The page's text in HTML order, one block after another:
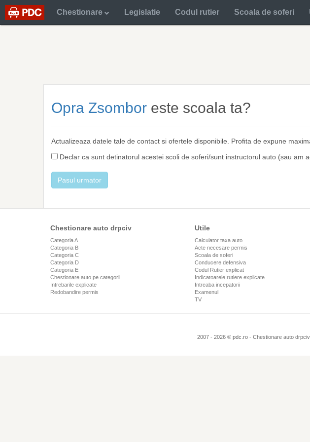
Chestionare Legislatie Codul rutier Scoala de soferi
Opra Zsombor este scoala ta?
Actualizeaza datele tale de contact si ofertele disponibile. Profita de expune
Declar ca sunt detinatorul acestei scoli de soferi/sunt instructorul auto (sau am
Pasul urmator
Chestionare auto drpciv
Categoria A
Categoria B
Categoria C
Categoria D
Categoria E
Chestionare auto pe categorii
Intrebarile explicate
Redobandire permis
Utile
Calculator taxa auto
Acte necesare permis
Scoala de soferi
Conducere defensiva
Codul Rutier explicat
Indicatoarele rutiere explicate
Intreaba incepatorii
Examenul
TV
2007 - 2026 © pdc.ro - Chestionare auto drpciv